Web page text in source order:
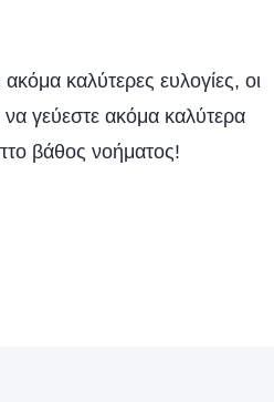
καλύτερες ευλογίες, οι
γεύεστε ακόμα καλύτερα
βάθος νοήματος!